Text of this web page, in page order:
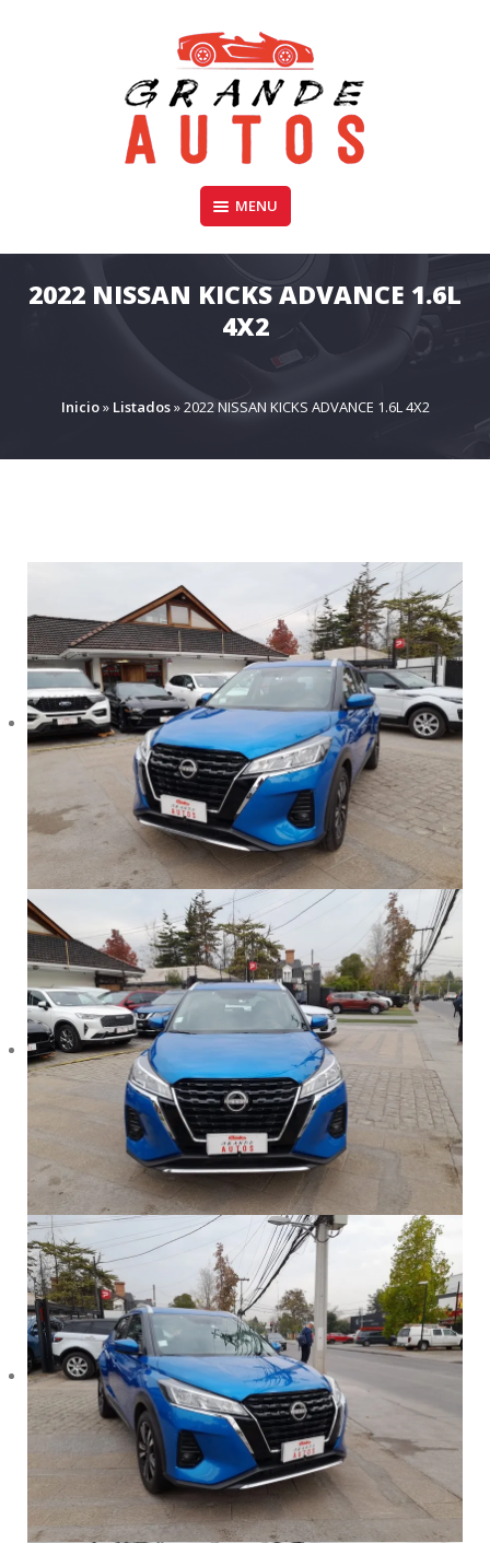
GRANDE AUTOS CHILE
Compra y Venta de Autos Usados, Camionetas, y SUV
MENU
2022 NISSAN KICKS ADVANCE 1.6L
4X2
Inicio» Listados»2022 NISSAN KICKS ADVANCE 1.6L 4X2